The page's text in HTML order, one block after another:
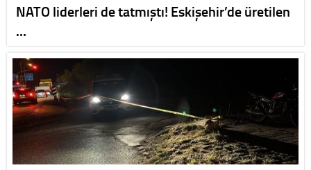
NATO liderleri de tatmıştı! Eskişehir’de üretilen
…